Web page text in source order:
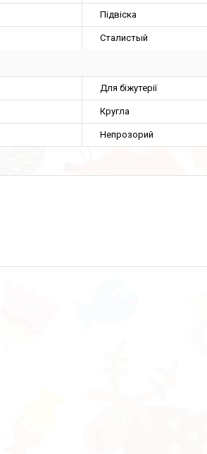
Підвіска
Сталистый
Для біжутерії
Кругла
Непрозорий